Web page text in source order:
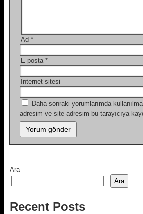
Ad *
E-posta *
İnternet sitesi
Daha sonraki yorumlarımda
adresim ve site adresim bu tarayıcıya
Ara
Ara
Recent Posts